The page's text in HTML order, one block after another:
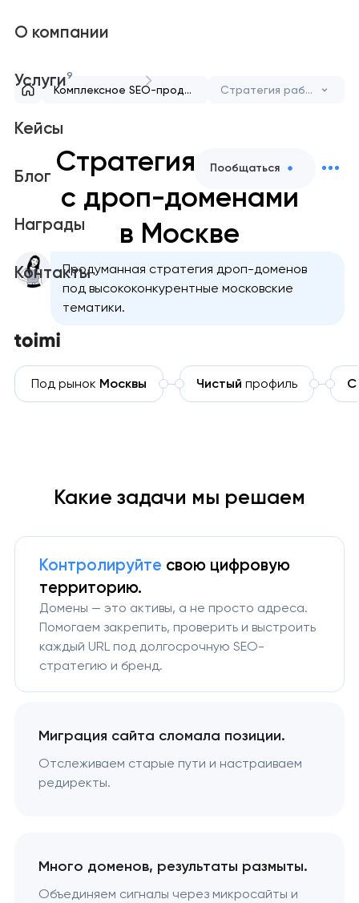
О компании
Услуги9
Кейсы
Блог
Награды
Контакты
Пообщаться
Комплексное SEO-продвижение сайта для роста и видимости Стратегия работы с дроп-доменами
Стратегия работы
с дроп-доменами
в Москве
Продуманная стратегия дроп-доменов
под высококонкурентные московские
тематики.
Под рынок Москвы Чистый профиль
Какие задачи мы решаем
Контролируйте свою цифровую
территорию.
Домены — это активы, а не просто адреса.
Помогаем закрепить, проверить и выстроить
каждый URL под долгосрочную SEO-
стратегию и бренд.
Миграция сайта сломала позиции.
Отслеживаем старые пути и настраиваем
редиректы.
Много доменов, результаты размыты.
Объединяем сигналы через микросайты и